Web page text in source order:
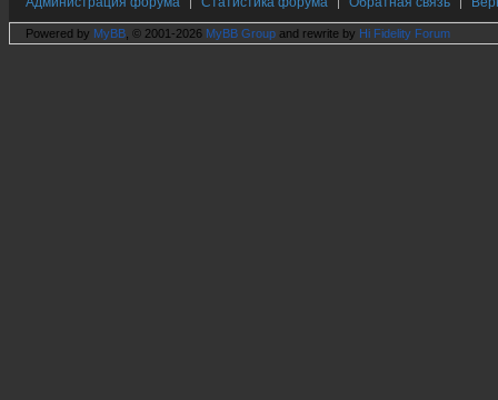
Powered by MyBB , © 2001-2026 MyBB Group and rewrite by Hi Fidelity Forum